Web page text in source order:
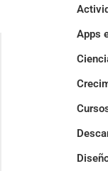
Apps